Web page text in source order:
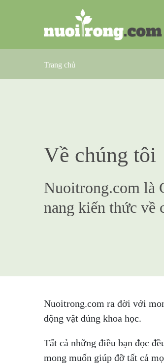
Trang chủ
Về chúng tôi
Nuoitrong.com là
nang kiến thức về
Nuoitrong.com ra đời với
động vật đúng khoa học.
Tất cả những điều bạn đọc
mong muốn giúp đỡ tất cả